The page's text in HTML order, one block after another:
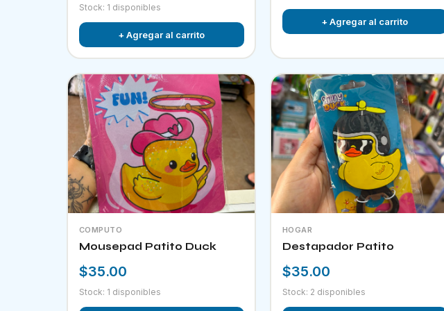
Stock: 1 disponibles
+ Agregar al carrito
+ Agregar al carrito
COMPUTO
Mousepad Patito Duck
$35.00
Stock: 1 disponibles
HOGAR
Destapador Patito
$35.00
Stock: 2 disponibles